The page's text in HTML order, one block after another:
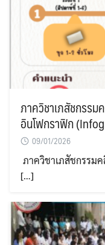
ภาควิชาเภสัชกรร
อินโฟกราฟิก
09/01/2026
ภาควิชาเภสัชกรรม
[…]